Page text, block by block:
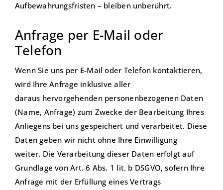
Aufbewahrungsfristen – bleiben unberührt.
Anfrage per E-Mail oder
Telefon
Wenn Sie uns per E-Mail oder Telefon kontaktieren,
wird Ihre Anfrage inklusive aller
daraus hervorgehenden personenbezogenen Daten
(Name, Anfrage) zum Zwecke der Bearbeitung Ihres
Anliegens bei uns gespeichert und verarbeitet. Diese
Daten geben wir nicht ohne Ihre Einwilligung
weiter. Die Verarbeitung dieser Daten erfolgt auf
Grundlage von Art. 6 Abs. 1 lit. b DSGVO, sofern Ihre
Anfrage mit der Erfüllung eines Vertrags